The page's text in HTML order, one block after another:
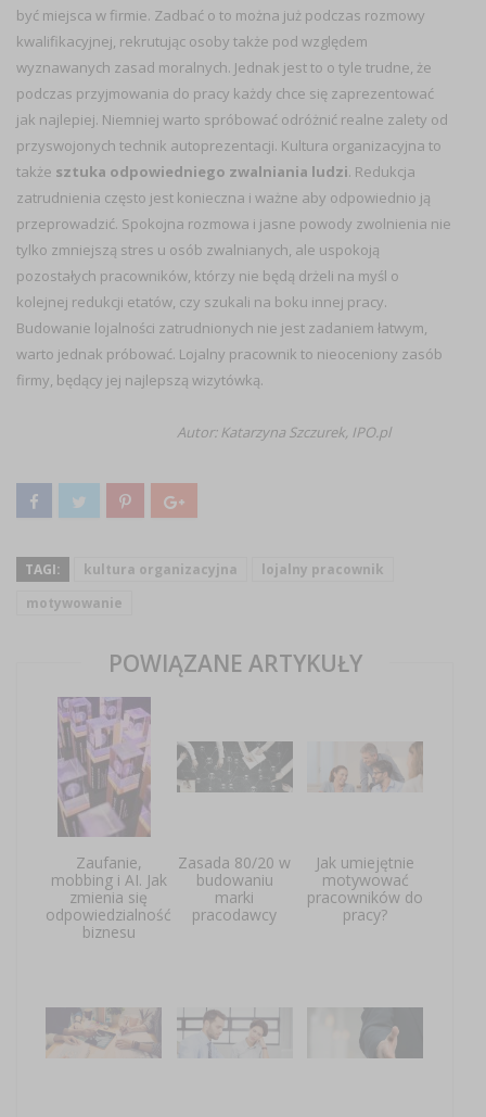
być miejsca w firmie. Zadbać o to można już podczas rozmowy
kwalifikacyjnej, rekrutując osoby także pod względem
wyznawanych zasad moralnych. Jednak jest to o tyle trudne, że
podczas przyjmowania do pracy każdy chce się zaprezentować
jak najlepiej. Niemniej warto spróbować odróżnić realne zalety od
przyswojonych technik autoprezentacji. Kultura organizacyjna to
także sztuka odpowiedniego zwalniania ludzi. Redukcja
zatrudnienia często jest konieczna i ważne aby odpowiednio ją
przeprowadzić. Spokojna rozmowa i jasne powody zwolnienia nie
tylko zmniejszą stres u osób zwalnianych, ale uspokoją
pozostałych pracowników, którzy nie będą drżeli na myśl o
kolejnej redukcji etatów, czy szukali na boku innej pracy.
Budowanie lojalności zatrudnionych nie jest zadaniem łatwym,
warto jednak próbować. Lojalny pracownik to nieoceniony zasób
firmy, będący jej najlepszą wizytówką.
Autor: Katarzyna Szczurek, IPO.pl
TAGI: kultura organizacyjna
lojalny pracownik
motywowanie
POWIĄZANE ARTYKUŁY
Zaufanie,
mobbing i AI. Jak
zmienia się
odpowiedzialność
biznesu
Zasada 80/20 w
budowaniu
marki
pracodawcy
Jak umiejętnie
motywować
pracowników do
pracy?